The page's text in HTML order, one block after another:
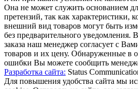
Она не может служить основанием
претензий, так как характеристики,
внешний вид товаров могут быть
без предварительного уведомления.
заказа наш менеджер согласует с
товаров и их цену. Обнаруженные в
ошибки Вы можете сообщить
Разработка сайта: Status
Для повышения удобства сайта мы